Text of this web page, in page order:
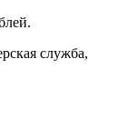
служба,